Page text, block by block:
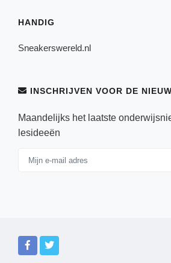
HANDIG
Sneakerswereld.nl
INSCHRIJVEN VOOR DE
Maandelijks het laatste
lesideeën